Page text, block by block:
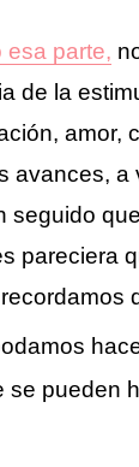
esa parte,
de la
amor,
avances, a
seguido
pareciera
se pueden